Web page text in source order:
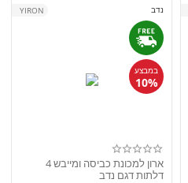
נדב
במבצע
10%
YIRON
ארון למכונת כביסה ומייבש 4
דלתות דגם נדב